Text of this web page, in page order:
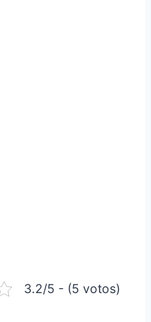
3.2/5 - (5 votos)